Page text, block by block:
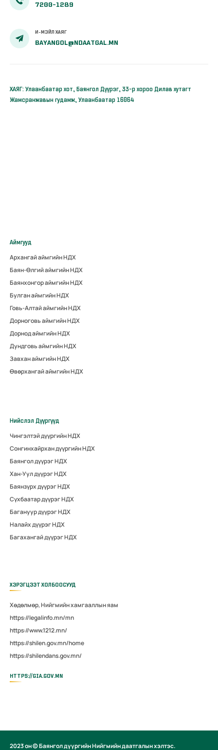
7200-1289
И-МЭЙЛ ХАЯГ
BAYANGOL@NDAATGAL.MN
ХАЯГ: Улаанбаатар хот, Баянгол Дүүрэг, 33-р хороо Дилав хутагт
Жамсранжавын гудамж, Улаанбаатар 16064
Аймгууд
Архангай аймгийн НДХ
Баян-Өлгий аймгийн НДХ
Баянхонгор аймгийн НДХ
Булган аймгийн НДХ
Говь-Алтай аймгийн НДХ
Дорноговь аймгийн НДХ
Дорнод аймгийн НДХ
Дундговь аймгийн НДХ
Завхан аймгийн НДХ
Өвөрхангай аймгийн НДХ
Нийслэл Дүүргүүд
Чингэлтэй дүүргийн НДХ
Сонгинхайрхан дүүргийн НДХ
Баянгол дүүрэг НДХ
Хан-Уул дүүрэг НДХ
Баянзүрх дүүрэг НДХ
Сүхбаатар дүүрэг НДХ
Багануур дүүрэг НДХ
Налайх дүүрэг НДХ
Багахангай дүүрэг НДХ
ХЭРЭГЦЭЭТ ХОЛБООСУУД
Хөдөлмөр, Нийгмийн хамгааллын яам
https://legalinfo.mn/mn
https://www.1212.mn/
https://shilen.gov.mn/home
https://shilendans.gov.mn/
HTTPS://GIA.GOV.MN
2023 он © Баянгол дүүргийн Нийгмийн даатгалын хэлтэс.